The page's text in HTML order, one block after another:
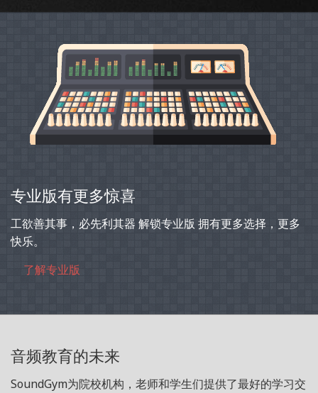
专业版有更多惊喜
工欲善其事，必先利其器 解锁专业版 拥有更多选择，更多
快乐。
了解专业版
音频教育的未来
SoundGym为院校机构，老师和学生们提供了最好的学习交